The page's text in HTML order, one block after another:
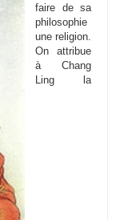
faire de sa
philosophie
une religion.
On attribue
à Chang
Ling la